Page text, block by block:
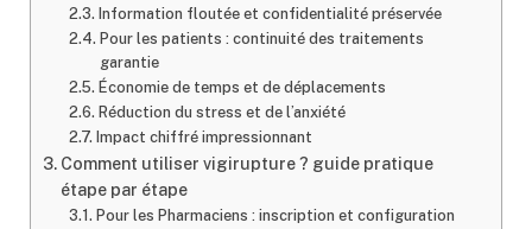
Information floutée et confidentialité préservée
Pour les patients : continuité des traitements
garantie
Économie de temps et de déplacements
Réduction du stress et de l’anxiété
Impact chiffré impressionnant
Comment utiliser vigirupture ? guide pratique
étape par étape
Pour les Pharmaciens : inscription et configuration